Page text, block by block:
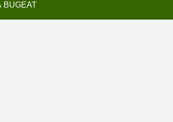
BUGEAT